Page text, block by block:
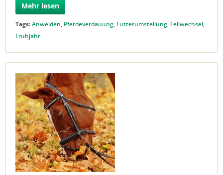
Mehr lesen
Tags:Anweiden, Pferdeverdauung, Futterumstellung, Fellwechsel,
Frühjahr